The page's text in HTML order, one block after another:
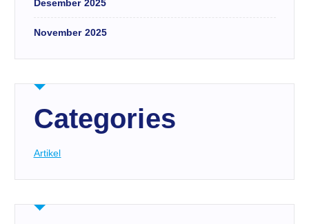
Desember 2025
November 2025
Categories
Artikel